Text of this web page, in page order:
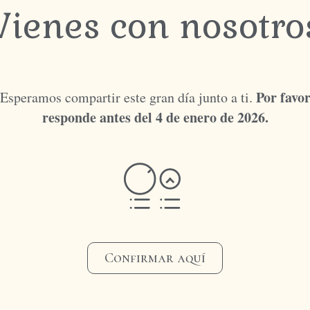
con
Esperamos compartir este gran día junto a ti. Por favor
responde antes del 4 de enero de 2026.
Confirmar aquí